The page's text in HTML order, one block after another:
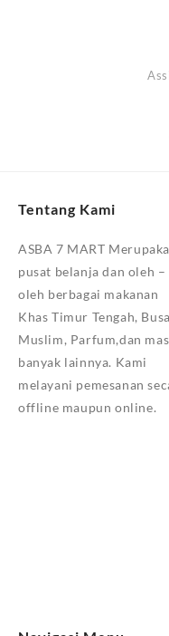
Tentang Kami
ASBA 7 MART
pusat belanja dan oleh –
oleh berbagai makanan
Khas Timur Tengah,
Muslim, Parfum,dan
banyak lainnya. Kami
melayani pemesanan
offline maupun online.